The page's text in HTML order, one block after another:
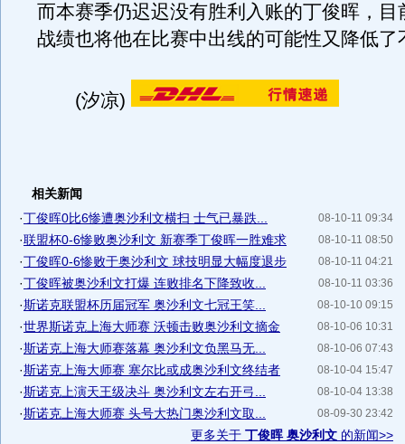
而本赛季仍迟迟没有胜利入账的丁俊晖，目
战绩也将他在比赛中出线的可能性又降低了
(汐凉)
相关新闻
08-10-11 09:34
·丁俊晖0比6惨遭奥沙利文横扫 士气已暴跌...
08-10-11 08:50
·联盟杯0-6惨败奥沙利文 新赛季丁俊晖一胜难求
08-10-11 04:21
·丁俊晖0-6惨败于奥沙利文 球技明显大幅度退步
08-10-11 03:36
·丁俊晖被奥沙利文打爆 连败排名下降致收...
08-10-10 09:15
·斯诺克联盟杯历届冠军 奥沙利文七冠王笑...
08-10-06 10:31
·世界斯诺克上海大师赛 沃顿击败奥沙利文摘金
08-10-06 07:43
·斯诺克上海大师赛落幕 奥沙利文负黑马无...
08-10-04 15:47
·斯诺克上海大师赛 塞尔比或成奥沙利文终结者
08-10-04 13:38
·斯诺克上演天王级决斗 奥沙利文左右开弓...
08-09-30 23:42
·斯诺克上海大师赛 头号大热门奥沙利文取...
更多关于 丁俊晖 奥沙利文 的新闻>>